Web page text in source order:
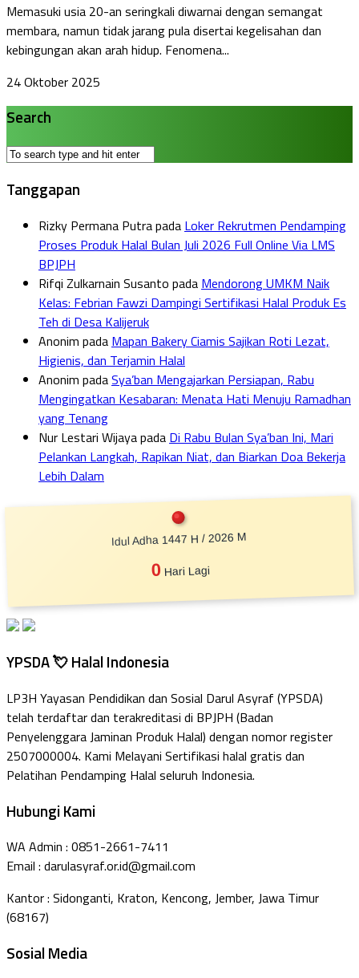
Memasuki usia 20-an seringkali diwarnai dengan semangat
membara, namun tidak jarang pula disertai kegelisahan dan
kebingungan akan arah hidup. Fenomena...
24 Oktober 2025
Search
Tanggapan
Rizky Permana Putrapada Loker Rekrutmen Pendamping
Proses Produk Halal Bulan Juli 2026 Full Online Via LMS
BPJPH
Rifqi Zulkarnain Susanto pada Mendorong UMKM Naik
Kelas: Febrian Fawzi Dampingi Sertifikasi Halal Produk Es
Teh di Desa Kalijeruk
Anonim pada Mapan Bakery Ciamis Sajikan Roti Lezat,
Higienis, dan Terjamin Halal
Anonim padaSya’ban Mengajarkan Persiapan, Rabu
Mengingatkan Kesabaran: Menata Hati Menuju Ramadhan
yang Tenang
Nur Lestari Wijayapada Di Rabu Bulan Sya’ban Ini, Mari
Pelankan Langkah, Rapikan Niat, dan Biarkan Doa Bekerja
Lebih Dalam
Idul Adha 1447 H / 2026 M
0 Hari Lagi
YPSDA 💘 Halal Indonesia
LP3H Yayasan Pendidikan dan Sosial Darul Asyraf (YPSDA)
telah terdaftar dan terakreditasi di BPJPH (Badan
Penyelenggara Jaminan Produk Halal) dengan nomor register
2507000004. Kami Melayani Sertifikasi halal gratis dan
Pelatihan Pendamping Halal seluruh Indonesia.
Hubungi Kami
WA Admin : 0851-2661-7411
Email : darulasyraf.or.id@gmail.com
Kantor : Sidonganti, Kraton, Kencong, Jember, Jawa Timur
(68167)
Sosial Media